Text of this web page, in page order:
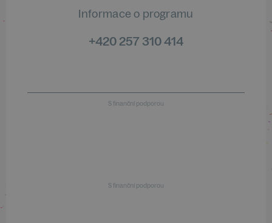
Informace o programu
+420 257 310 414
S finanční podporou
S finanční podporou